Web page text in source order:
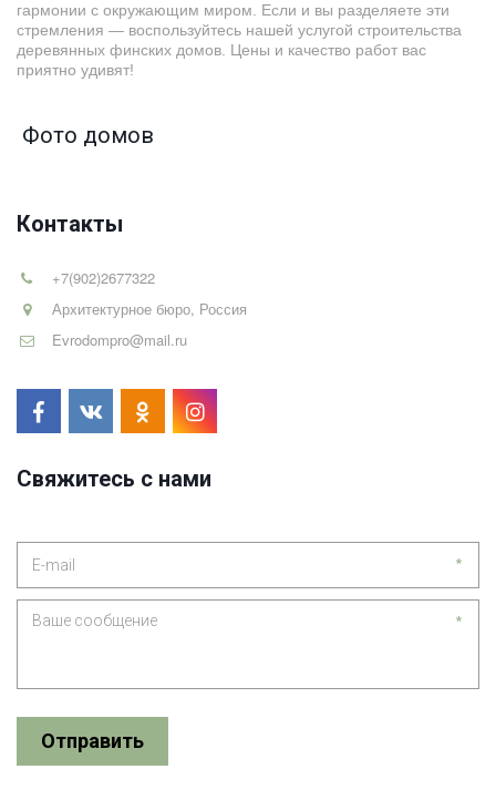
гармонии с окружающим миром. Если и вы разделяете эти
стремления — воспользуйтесь нашей услугой строительства
деревянных финских домов. Цены и качество работ вас
приятно удивят!
Фото домов
Контакты
+7(902)2677322
Архитектурное бюро, Россия
Evrodompro@mail.ru
Свяжитесь с нами
*
*
Отправить